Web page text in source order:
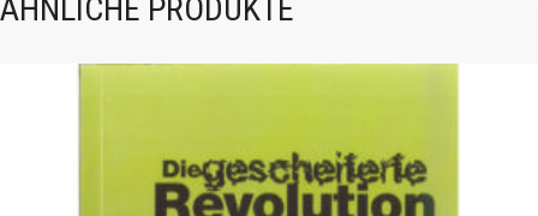
ÄHNLICHE PRODUKTE